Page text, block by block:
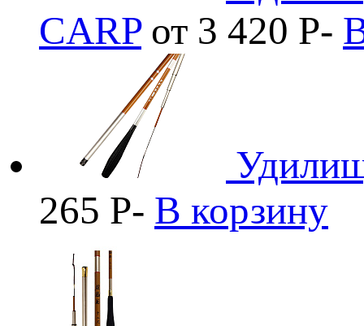
CARP от 3 420 Р-
265 Р- В корзину